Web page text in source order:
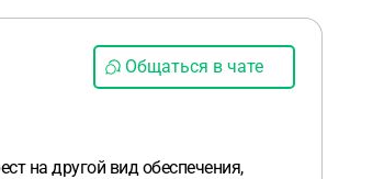
Общаться в чате
на другой вид обеспечения,